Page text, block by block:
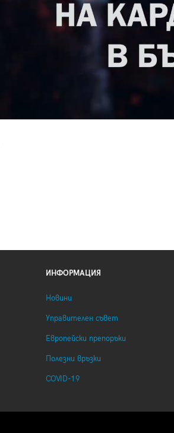
ИНФОРМАЦИЯ
Новини
Управителен съвет
Европейски препоръки
Полезни връзки
COVID-19